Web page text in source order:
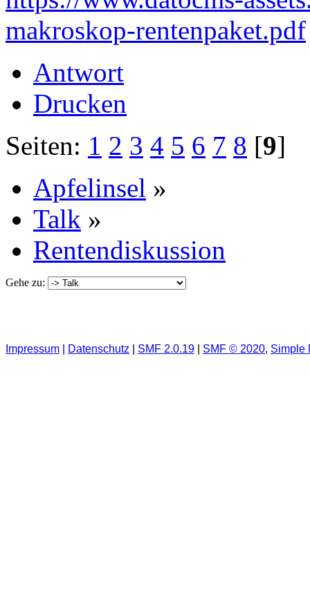
makroskop-rentenpaket.pdf
Antwort
Drucken
Seiten: 1 2 3 4 5 6 7 8 [9]
Apfelinsel »
Talk »
Rentendiskussion
Gehe zu:
Impressum Datenschutz SMF 2.0.19 SMF © 2020, Simple